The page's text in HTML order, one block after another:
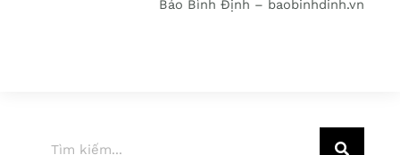
Báo Bình Định – baobinhdinh.vn